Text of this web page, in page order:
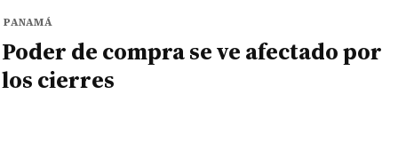
PANAMÁ
Poder de compra se ve afectado por
los cierres